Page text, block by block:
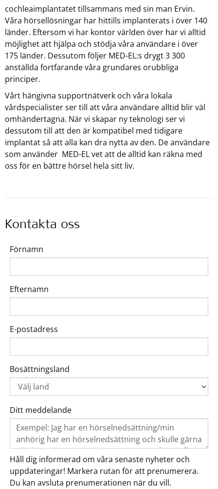
cochleaimplantatet tillsammans med sin man Ervin.
Våra hörsellösningar har hittills implanterats i över 140
länder. Eftersom vi har kontor världen över har vi alltid
möjlighet att hjälpa och stödja våra användare i över
175 länder. Dessutom följer MED-EL:s drygt 3 300
anställda fortfarande våra grundares orubbliga
principer.
Vårt hängivna supportnätverk och våra lokala
vårdspecialister ser till att våra användare alltid blir väl
omhändertagna. När vi skapar ny teknologi ser vi
dessutom till att den är kompatibel med tidigare
implantat så att alla kan dra nytta av den. De användare
som använder MED-ELvet att de alltid kan räkna med
oss för en bättre hörsel hela sitt liv.
Kontakta oss
Förnamn
Efternamn
E-postadress
Bosättningsland
Ditt meddelande
Håll dig informerad om våra senaste nyheter och
uppdateringar! Markera rutan för att prenumerera.
Du kan avsluta prenumerationen när du vill.